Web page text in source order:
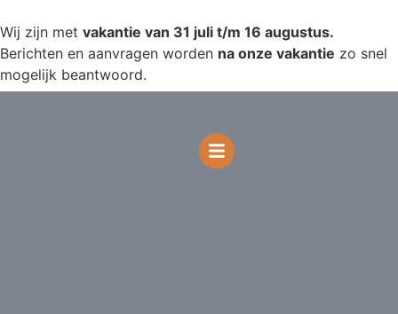
Wij zijn met vakantie van 31 juli t/m 16 augustus.
Berichten en aanvragen worden na onze vakantie zo snel
mogelijk beantwoord.